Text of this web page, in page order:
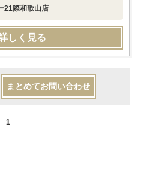
21際和歌山店
しく見る
まとめてお問い合わせ
1